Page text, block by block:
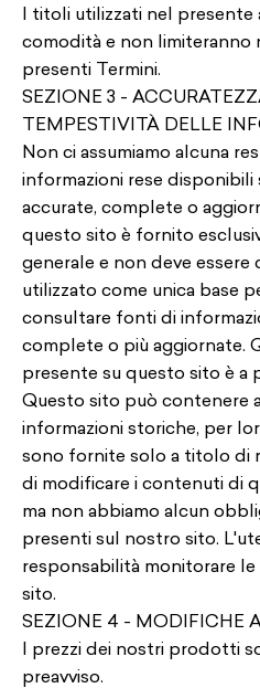
I titoli utilizzati nel
comodità e non limiteranno
presenti Termini.
SEZIONE 3 -
TEMPESTIVITÀ DELLE
Non ci assumiamo alcuna
informazioni rese
accurate, complete o
questo sito è fornito
generale e non deve
utilizzato come unica base
consultare fonti di
complete o più aggiornate.
presente su questo sito è a
Questo sito può contenere
informazioni storiche, per
sono fornite solo a titolo di
di modificare i contenuti di
ma non abbiamo alcun
presenti sul nostro sito.
responsabilità monitorare
sito.
SEZIONE 4 - MODIFICHE
I prezzi dei nostri prodotti
preavviso.